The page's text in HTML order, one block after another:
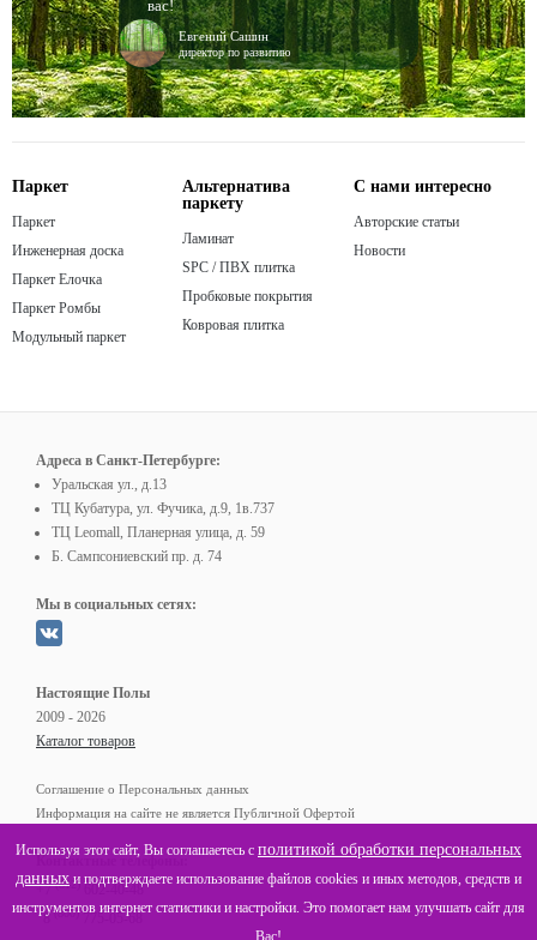
вас!
Евгений Сашин
директор по развитию
Паркет
Паркет
Инженерная доска
Паркет Елочка
Паркет Ромбы
Модульный паркет
Альтернатива
паркету
Ламинат
SPC / ПВХ плитка
Пробковые покрытия
Ковровая плитка
С нами интересно
Авторские статьи
Новости
Адреса в Санкт-Петербурге:
Уральская ул., д.13
ТЦ Кубатура, ул. Фучика, д.9, 1в.737
ТЦ Leomall, Планерная улица, д. 59
Б. Сампсониевский пр. д. 74
Мы в социальных сетях:
Настоящие Полы
2009 - 2026
Каталог товаров
Соглашение о Персональных данных
Информация на сайте не является Публичной Офертой
Контактные телефоны:
+7(812)
602-40-48
8 (800) 775-05-68
Используя этот сайт, Вы соглашаетесь с политикой обработки персональных
данных и подтверждаете использование файлов cookies и иных методов, средств и
инструментов интернет статистики и настройки. Это помогает нам улучшать сайт для
Вас!